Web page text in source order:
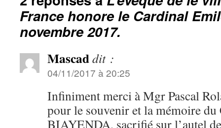
France honore le Cardinal
novembre 2017.
Mascaddit :
04/11/2017 à 20:25
Infiniment merci à Mgr Pascal
pour le souvenir et la mémoire
BIAYENDA, sacrifié sur l’autel